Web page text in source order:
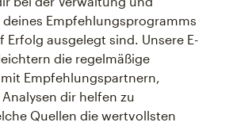
Empfehlungsprogramms
Erfolg ausgelegt sind. Unsere E-
die regelmäßige
Empfehlungspartnern,
dir helfen zu
Quellen die wertvollsten